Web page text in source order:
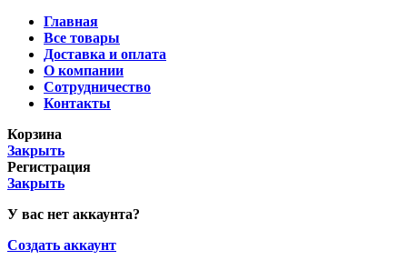
Главная
Все товары
Доставка и оплата
О компании
Сотрудничество
Контакты
Корзина
Закрыть
Регистрация
Закрыть
У вас нет аккаунта?
Создать аккаунт